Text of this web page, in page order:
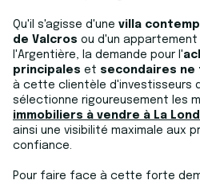
Qu'il s'agisse d'une villa
de Valcros ou d'un
l'Argentière, la demande pour l'
principales et secondaires ne
à cette clientèle d'investisseurs
sélectionne rigoureusement les
immobiliers à vendre à La
ainsi une visibilité maximale aux
confiance.
Pour faire face à cette forte